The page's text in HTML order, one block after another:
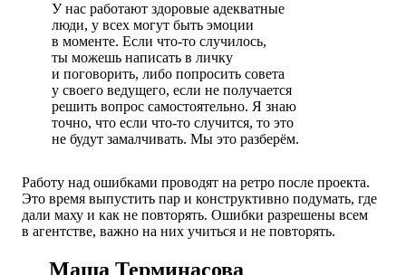
У нас работают здоровые адекватные
люди, у всех могут быть эмоции
в моменте. Если что-то случилось,
ты можешь написать в личку
и поговорить, либо попросить совета
у своего ведущего, если не получается
решить вопрос самостоятельно. Я знаю
точно, что если что-то случится, то это
не будут замалчивать. Мы это разберём.
Работу над ошибками проводят на ретро после проекта.
Это время выпустить пар и конструктивно подумать, где
дали маху и как не повторять. Ошибки разрешены всем
в агентстве, важно на них учиться и не повторять.
Маша Терминасова